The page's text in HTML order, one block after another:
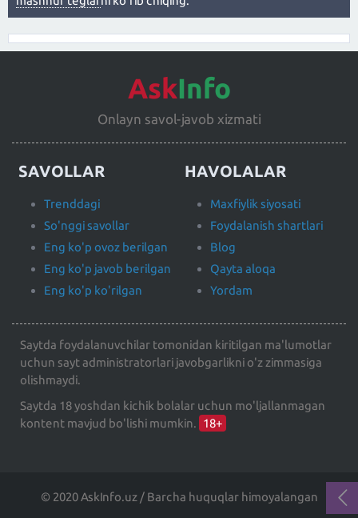
AskInfo
Onlayn savol-javob xizmati
SAVOLLAR
Trenddagi
So'nggi savollar
Eng ko'p ovoz berilgan
Eng ko'p javob berilgan
Eng ko'p ko'rilgan
HAVOLALAR
Maxfiylik siyosati
Foydalanish shartlari
Blog
Qayta aloqa
Yordam
Saytda foydalanuvchilar tomonidan kiritilgan ma'lumotlar
uchun sayt administratorlari javobgarlikni o'z zimmasiga
olishmaydi.
Saytda 18 yoshdan kichik bolalar uchun mo'ljallanmagan
kontent mavjud bo'lishi mumkin. 18+
© 2020 AskInfo.uz / Barcha huquqlar himoyalangan